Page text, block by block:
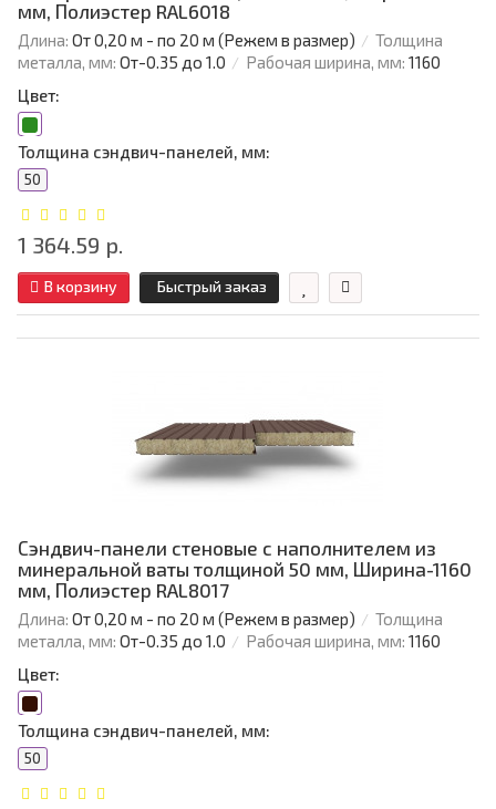
мм, Полиэстер RAL6018
Длина: От 0,20 м - по 20 м (Режем в размер)
Толщина
металла, мм: От-0.35 до 1.0 Рабочая ширина, мм: 1160
Цвет:
Толщина сэндвич-панелей, мм:
50
1 364.59 р.
В корзину Быстрый заказ
Сэндвич-панели стеновые с наполнителем из
минеральной ваты толщиной 50 мм, Ширина-1160
мм, Полиэстер RAL8017
Длина: От 0,20 м - по 20 м (Режем в размер)
Толщина
металла, мм: От-0.35 до 1.0 Рабочая ширина, мм: 1160
Цвет:
Толщина сэндвич-панелей, мм:
50